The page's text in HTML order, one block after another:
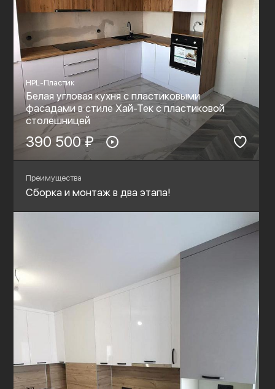
HPL-Пластик
Белая угловая кухня с пластиковыми
фасадами в стиле Хай-Тек с пластиковой
столешницей
390 500 ₽
Преимущества
Сборка и монтаж в два этапа!